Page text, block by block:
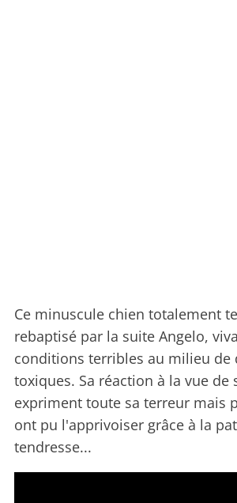
Ce minuscule chien totalement
rebaptisé par la suite Angelo,
conditions terribles au milieu de
toxiques. Sa réaction à la vue de
expriment toute sa terreur mais
ont pu l'apprivoiser grâce à la
tendresse...